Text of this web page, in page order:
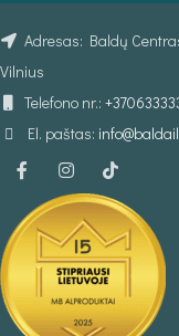
Adresas: Baldų
Vilnius
Telefono nr.:
El. paštas: